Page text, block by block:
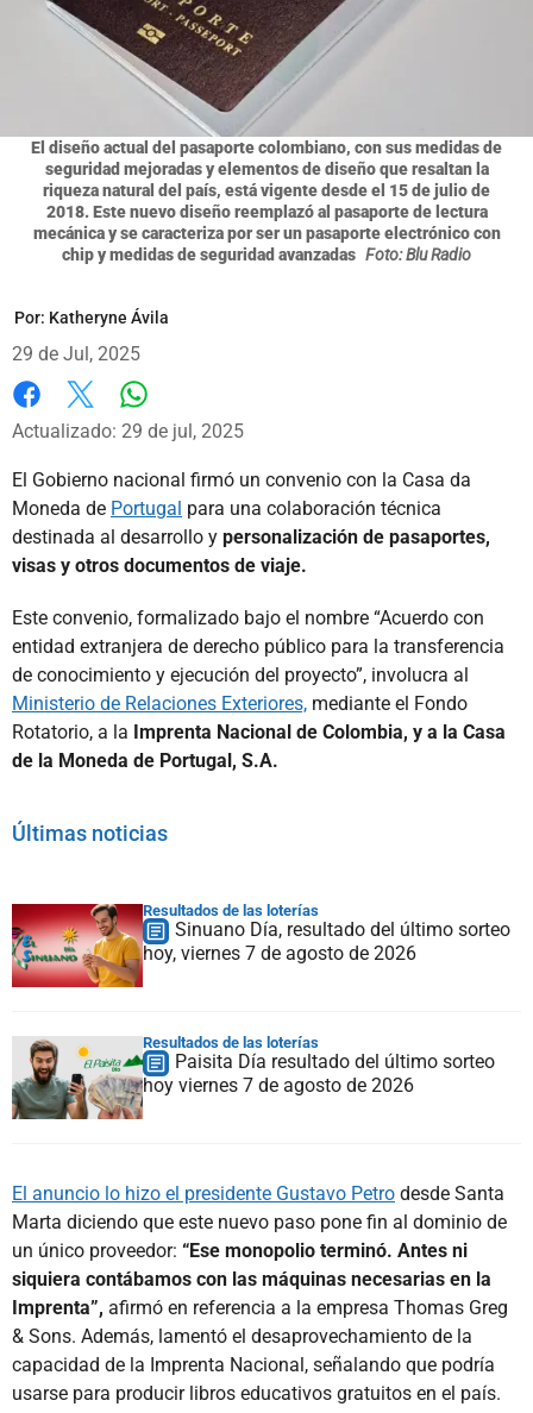
El diseño actual del pasaporte colombiano, con sus medidas de
seguridad mejoradas y elementos de diseño que resaltan la
riqueza natural del país, está vigente desde el 15 de julio de
2018. Este nuevo diseño reemplazó al pasaporte de lectura
mecánica y se caracteriza por ser un pasaporte electrónico con
chip y medidas de seguridad avanzadas Foto: Blu Radio
Por: Katheryne Ávila
29 de Jul, 2025
Facebook
X
Actualizado: 29 de jul, 2025
El Gobierno nacional firmó un convenio con la Casa da
Moneda de Portugal para una colaboración técnica
destinada al desarrollo y personalización de pasaportes,
visas y otros documentos de viaje.
Este convenio, formalizado bajo el nombre “Acuerdo con
entidad extranjera de derecho público para la transferencia
de conocimiento y ejecución del proyecto”, involucra al
Ministerio de Relaciones Exteriores, mediante el Fondo
Rotatorio, a la Imprenta Nacional de Colombia, y a la Casa
de la Moneda de Portugal, S.A.
Últimas noticias
Resultados de las loterías
Sinuano Día, resultado del último sorteo
hoy, viernes 7 de agosto de 2026
Resultados de las loterías
Paisita Día resultado del último sorteo
hoy viernes 7 de agosto de 2026
El anuncio lo hizo el presidente Gustavo Petro desde Santa
Marta diciendo que este nuevo paso pone fin al dominio de
un único proveedor: “Ese monopolio terminó. Antes ni
siquiera contábamos con las máquinas necesarias en la
Imprenta”, afirmó en referencia a la empresa Thomas Greg
& Sons. Además, lamentó el desaprovechamiento de la
capacidad de la Imprenta Nacional, señalando que podría
usarse para producir libros educativos gratuitos en el país.